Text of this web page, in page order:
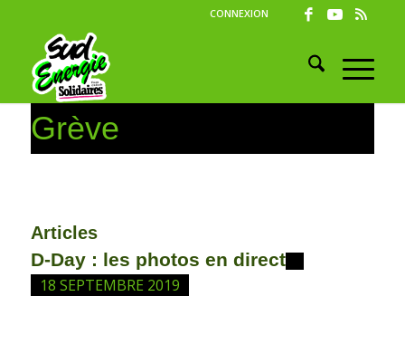
CONNEXION
Grève
Articles
D-Day : les photos en direct
18 SEPTEMBRE 2019